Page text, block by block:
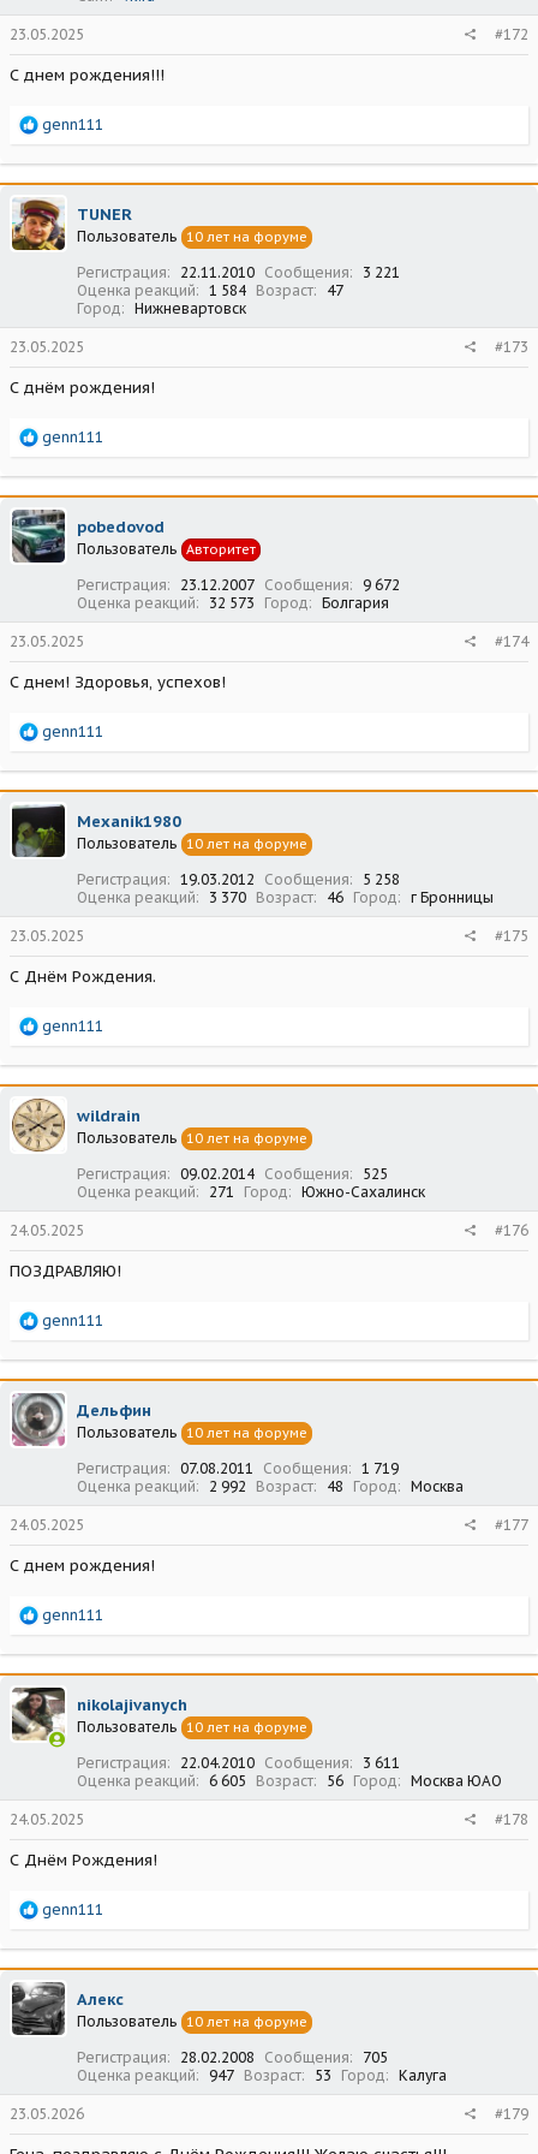
23.05.2025 #172
С днем рождения!!!
Р
а
к
ц
и
и
genn111
TUNER
Пользователь 10 лет на форуме
Регистрация 22.11.2010 Сообщения
3 221
Оценка реакций
1 584 Возраст
47
Город
Нижневартовск
23.05.2025 #173
С днём рождения!
Р
а
к
ц
и
и
genn111
pobedovod
Пользователь Авторитет
Регистрация 23.12.2007 Сообщения
9 672
Оценка реакций
32 573 Город Болгария
23.05.2025 #174
С днем! Здоровья, успехов!
Р
а
к
ц
и
и
genn111
Mexanik1980
Пользователь 10 лет на форуме
Регистрация 19.03.2012 Сообщения
5 258
Оценка реакций
3 370 Возраст 46 Город г Бронницы
23.05.2025 #175
С Днём Рождения.
Р
а
к
ц
и
и
genn111
wildrain
Пользователь 10 лет на форуме
Регистрация 09.02.2014 Сообщения
525
Оценка реакций
271 Город Южно-Сахалинск
24.05.2025 #176
ПОЗДРАВЛЯЮ!
Р
а
к
ц
и
и
genn111
Дельфин
Пользователь 10 лет на форуме
Регистрация 07.08.2011 Сообщения
1 719
Оценка реакций
2 992 Возраст 48 Город Москва
24.05.2025 #177
С днем рождения!
Р
а
к
ц
и
и
genn111
nikolajivanych
Пользователь 10 лет на форуме
Регистрация 22.04.2010 Сообщения
3 611
Оценка реакций
6 605 Возраст 56 Город Москва ЮАО
24.05.2025 #178
С Днём Рождения!
Р
а
к
ц
и
и
genn111
Алекс
Пользователь 10 лет на форуме
Регистрация 28.02.2008 Сообщения
705
Оценка реакций
947 Возраст 53 Город Калуга
23.05.2026 #179